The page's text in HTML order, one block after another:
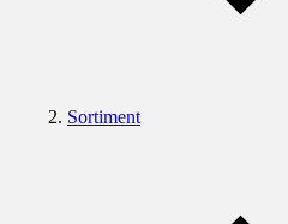
Sortiment